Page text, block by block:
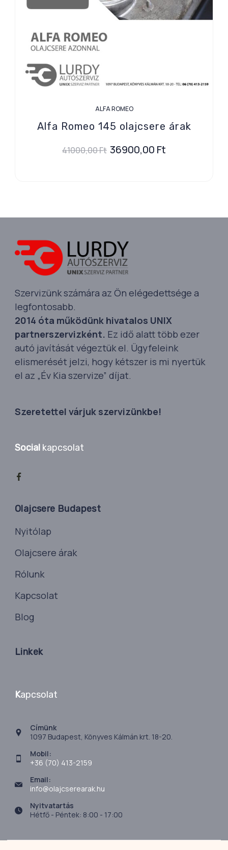
ALFA ROMEO
Alfa Romeo 145 olajcsere árak
41000,00Ft 36900,00 Ft
Szervizünk számára az Ön elégedettsége a
legfontosabb.
2014 óta működünk hivatalos UNIX
partnerszervizként. Ez idő alatt több ezer
autó javítását végeztük el. Ügyfeleink
elismerését jelzi, hogy kétszer is mi nyertük
el az „Év Kia szervize” díjat.
Szeretettel várjuk szervizünkbe!
Social kapcsolat
Olajcsere Budapest
Nyitólap
Olajcsere árak
Rólunk
Kapcsolat
Blog
Linkek
Kapcsolat
Címünk
1097 Budapest, Könyves Kálmán krt. 18-20.
Mobil:
+36 (70) 413-2159
Email:
info@olajcserearak.hu
Nyitvatartás
Hétfő - Péntek: 8:00 - 17:00